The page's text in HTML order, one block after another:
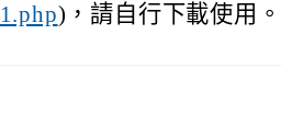
)，請自行下載使用。